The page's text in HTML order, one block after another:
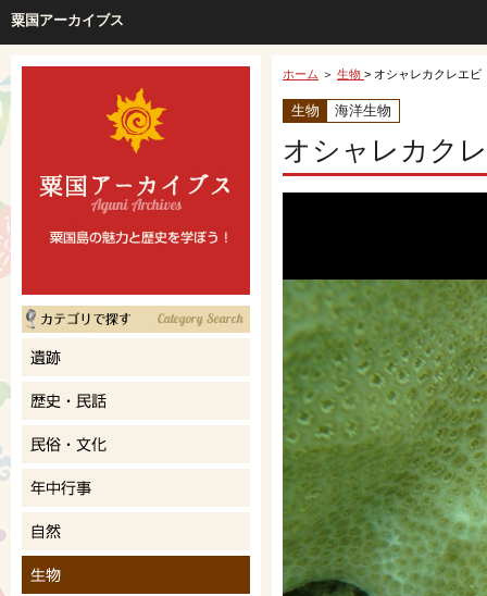
粟国アーカイブス
ホーム ＞ 生物 > オシャレカクレエビ
生物 海洋生物
オシャレカク